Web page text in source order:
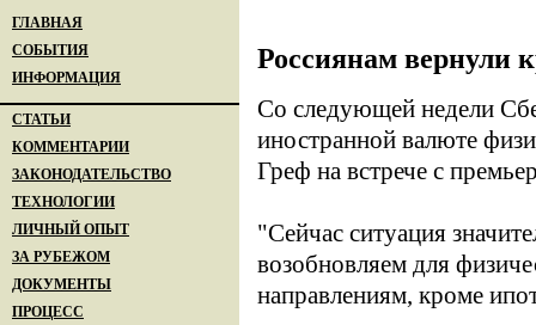
ГЛАВНАЯ
СОБЫТИЯ
ИНФОРМАЦИЯ
СТАТЬИ
КОММЕНТАРИИ
ЗАКОНОДАТЕЛЬСТВО
ТЕХНОЛОГИИ
ЛИЧНЫЙ ОПЫТ
ЗА РУБЕЖОМ
ДОКУМЕНТЫ
ПРОЦЕСС
Россиянам вернули
Со следующей недели
иностранной валюте
Греф на встрече с
"Сейчас ситуация
возобновляем для
направлениям, кроме